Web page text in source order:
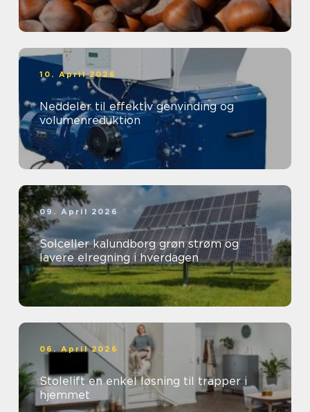
10. April 2026
Neddeler til effektiv genvinding og
volumenreduktion
09. April 2026
Solceller kalundborg grøn strøm og
lavere elregning i hverdagen
06. April 2026
Stolelift en enkel løsning til trapper i
hjemmet